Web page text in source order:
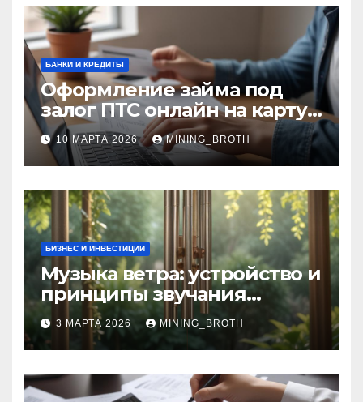
БАНКИ И КРЕДИТЫ
Оформление займа под
залог ПТС онлайн на карту
без визита в офис: порядок,
требования и документы
10 МАРТА 2026 MINING_BROTH
БИЗНЕС И ИНВЕСТИЦИИ
Музыка ветра: устройство и
принципы звучания
колокольчиков
3 МАРТА 2026 MINING_BROTH